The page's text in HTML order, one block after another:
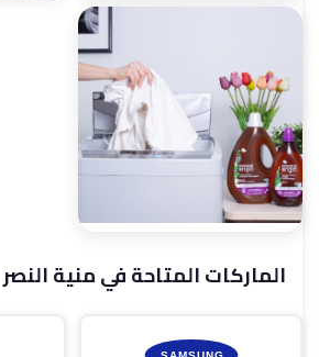
صيانة غسالات أطباق
صيانة مجففات
الماركات المتاحة في منية النصر